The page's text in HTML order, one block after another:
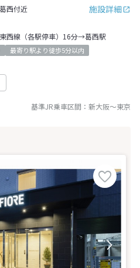
施設詳細
葛西付近
西線（各駅停車）16分→葛西駅
最寄り駅より徒歩5分以内
基準JR乗車区間： 新大阪～東京